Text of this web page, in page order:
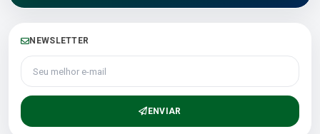
NEWSLETTER
Seu melhor e-mail
ENVIAR